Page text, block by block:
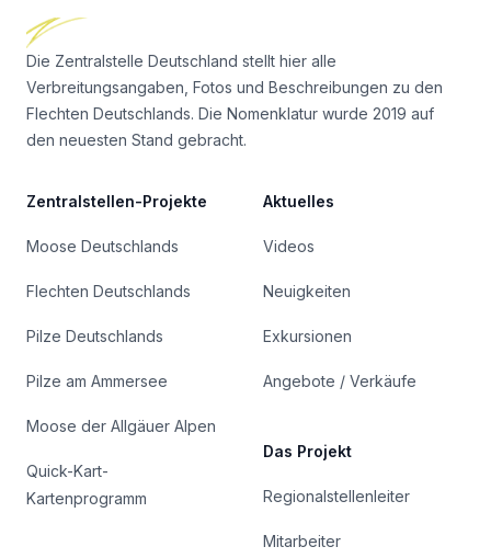
Die Zentralstelle Deutschland stellt hier alle
Verbreitungsangaben, Fotos und Beschreibungen zu den
Flechten Deutschlands. Die Nomenklatur wurde 2019 auf
den neuesten Stand gebracht.
Zentralstellen-Projekte
Moose Deutschlands
Flechten Deutschlands
Pilze Deutschlands
Pilze am Ammersee
Moose der Allgäuer Alpen
Quick-Kart-
Kartenprogramm
Aktuelles
Videos
Neuigkeiten
Exkursionen
Angebote / Verkäufe
Das Projekt
Regionalstellenleiter
Mitarbeiter